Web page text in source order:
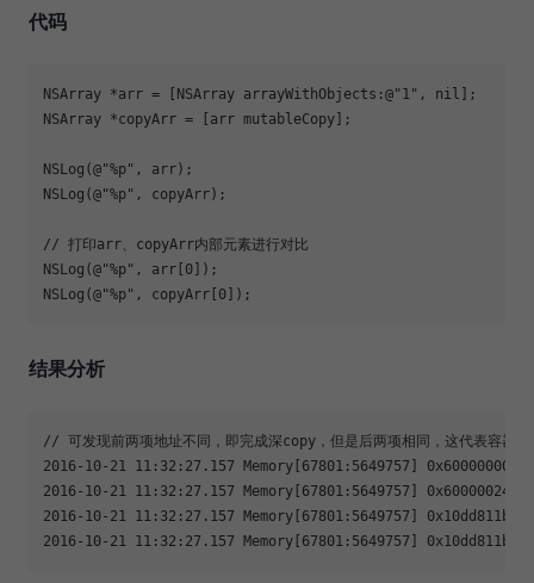
代码
NSArray *arr = [NSArray arrayWithObjects:@"1", nil];
NSArray *copyArr = [arr mutableCopy];
NSLog(@"%p", arr);
NSLog(@"%p", copyArr);
// 打印arr、copyArr内部元素进行对比
NSLog(@"%p", arr[0]);
NSLog(@"%p", copyArr[0]);
结果分析
// 可发现前两项地址不同，即完成深copy，但是后两项相同，这代表容器
2016-10-21 11:32:27.157 Memory[67801:5649757]
2016-10-21 11:32:27.157 Memory[67801:5649757]
2016-10-21 11:32:27.157 Memory[67801:5649757] 0x10dd811b0
2016-10-21 11:32:27.157 Memory[67801:5649757] 0x10dd811b0